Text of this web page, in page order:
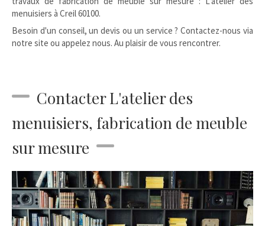
menuisiers à Creil 60100.
Besoin d'un conseil, un devis ou un service ? Contactez-nous via
notre site ou appelez nous. Au plaisir de vous rencontrer.
Contacter L'atelier des
menuisiers, fabrication de meuble
sur mesure